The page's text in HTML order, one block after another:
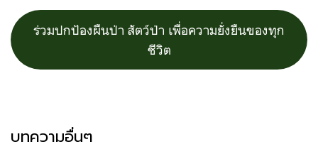
ร่วมปกป้องผืนป่า สัตว์ป่า เพื่อความยั่งยืนของทุก
ชีวิต
บทความอื่นๆ